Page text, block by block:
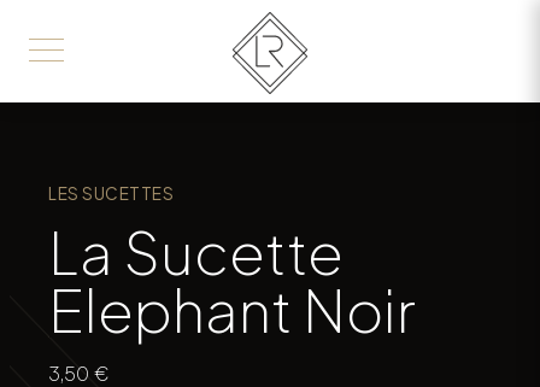
LES SUCETTES
La Sucette
Elephant Noir
3,50 €